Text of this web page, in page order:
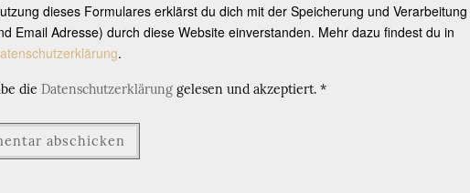
dieses Formulares erklärst du dich mit der Speicherung und
Email Adresse) durch diese Website einverstanden. Mehr dazu findest du in
.
die Datenschutzerklärung gelesen und akzeptiert. *